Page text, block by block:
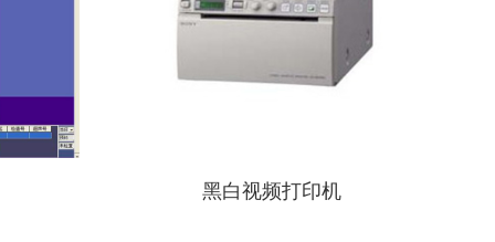
黑白视频打印机